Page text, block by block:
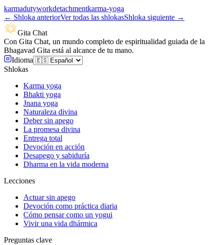
karmadutyworkdetachmentkarma-yoga
← Shloka anteriorVer todas las shlokasShloka siguiente →
Gita Chat
Con Gita Chat, un mundo completo de espiritualidad guiada de la
Bhagavad Gita está al alcance de tu mano.
Idioma
Shlokas
Karma yoga
Bhakti yoga
Jnana yoga
Naturaleza divina
Deber sin apego
La promesa divina
Entrega total
Devoción en acción
Desapego y sabiduría
Dharma en la vida moderna
Lecciones
Actuar sin apego
Devoción como práctica diaria
Cómo pensar como un yogui
Vivir una vida dhármica
Preguntas clave